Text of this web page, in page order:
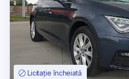
Licitație încheiată